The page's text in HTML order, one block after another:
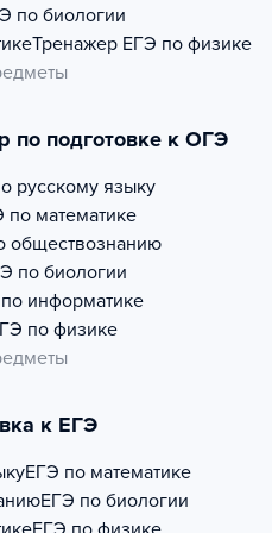
по биологии
Тренажер ЕГЭ по физике
по подготовке к ОГЭ
русскому языку
математике
обществознанию
по биологии
информатике
по физике
к ЕГЭ
ЕГЭ по математике
ЕГЭ по биологии